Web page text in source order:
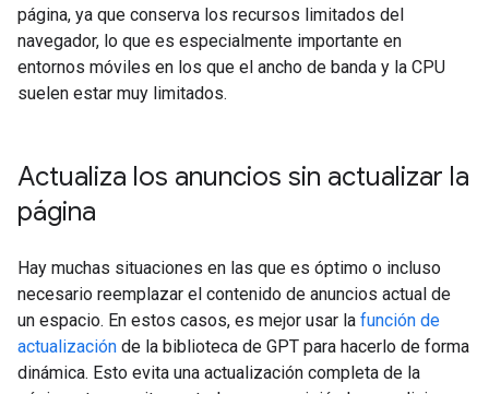
página, ya que conserva los recursos limitados del
navegador, lo que es especialmente importante en
entornos móviles en los que el ancho de banda y la CPU
suelen estar muy limitados.
Actualiza los anuncios sin actualizar la
página
Hay muchas situaciones en las que es óptimo o incluso
necesario reemplazar el contenido de anuncios actual de
un espacio. En estos casos, es mejor usar la función de
actualización de la biblioteca de GPT para hacerlo de forma
dinámica. Esto evita una actualización completa de la